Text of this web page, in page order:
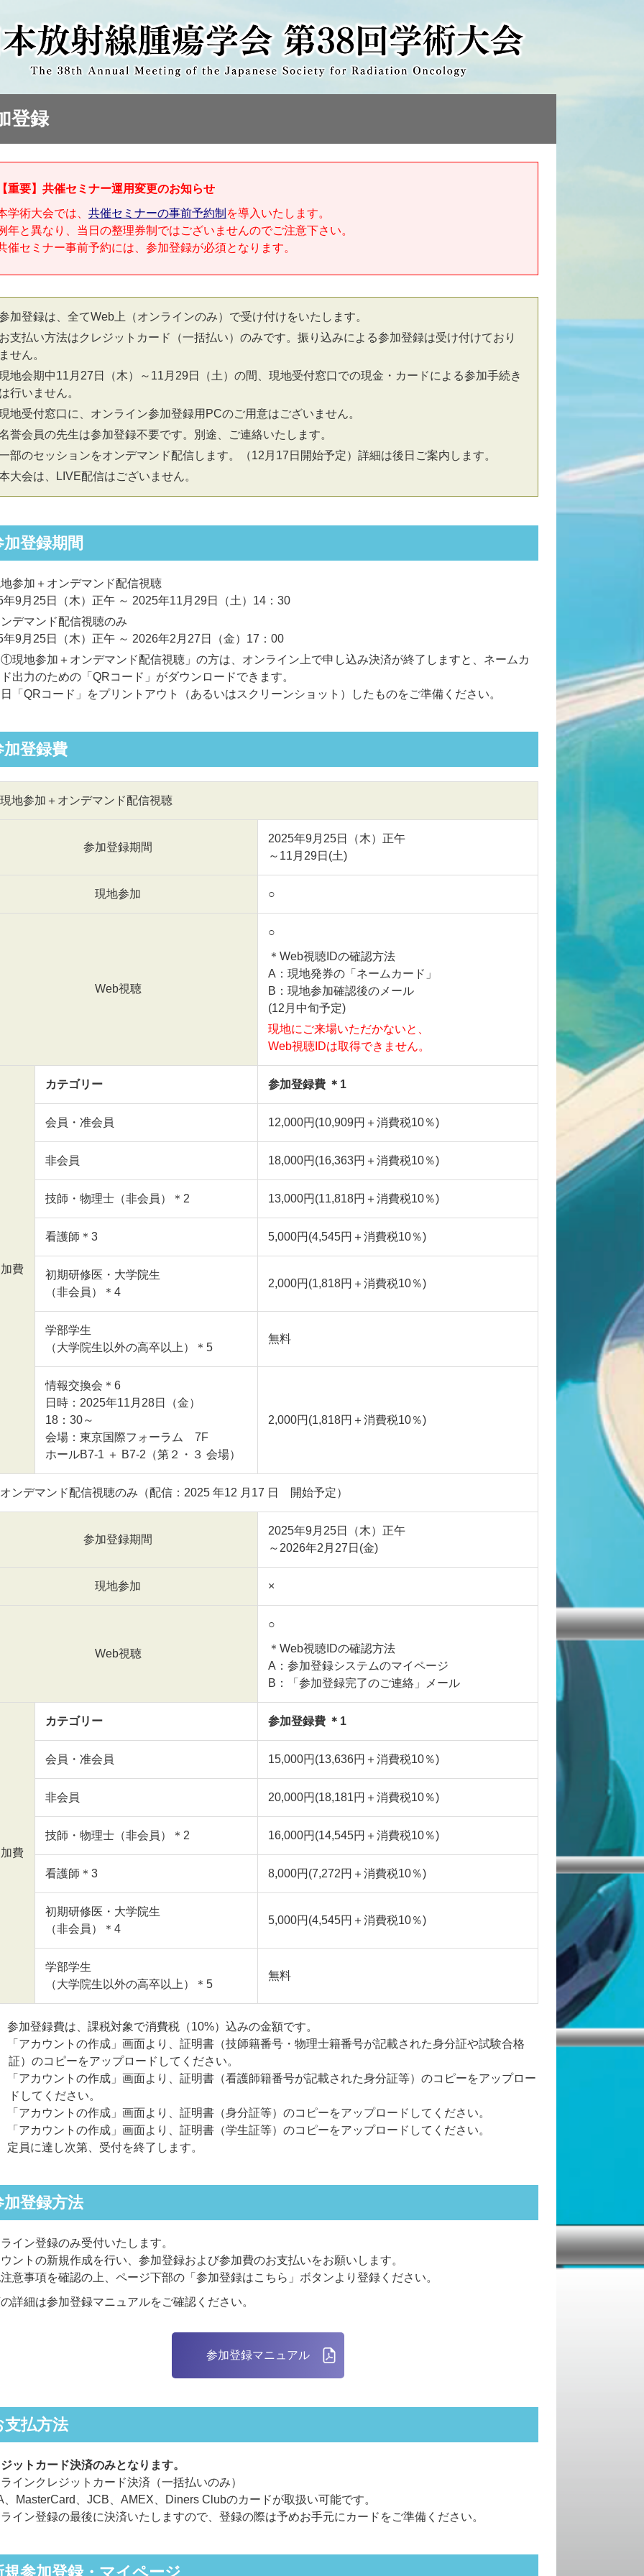
登録
重要】共催セミナー運用変更のお知らせ
学術大会では、 共催セミナーの事前予約制 を導入いたします。
年と異なり、当日の整理券制ではございませんのでご注意下さい。
催セミナー事前予約には、参加登録が必須となります。
加登録は、全てWeb上（オンラインのみ）で受け付けをいたします。
支払い方法はクレジットカード（一括払い）のみです。振り込みによる参加登録は受け付けており
せん。
地会期中11月27日（木）～11月29日（土）の間、現地受付窓口での現金・カードによる参加手続き
行いません。
地受付窓口に、オンライン参加登録用PCのご用意はございません。
誉会員の先生は参加登録不要です。別途、ご連絡いたします。
部のセッションをオンデマンド配信します。（12月17日開始予定）詳細は後日ご案内します。
大会は、LIVE配信はございません。
加登録期間
参加＋オンデマンド配信視聴
年9月25日（木）正午 ～ 2025年11月29日（土）14：30
デマンド配信視聴のみ
年9月25日（木）正午 ～ 2026年2月27日（金）17：00
現地参加＋オンデマンド配信視聴」の方は、オンライン上で申し込み決済が終了しますと、ネームカ
出力のための「QRコード」がダウンロードできます。
「QRコード」をプリントアウト（あるいはスクリーンショット）したものをご準備ください。
加登録費
地参加＋オンデマンド配信視聴
参加登録期間
2025年9月25日（木）正午
～11月29日(土)
現地参加 ○
Web視聴
○
＊Web視聴IDの確認方法
A：現地発券の「ネームカード」
B：現地参加確認後のメール
(12月中旬予定)
現地にご来場いただかないと、
Web視聴IDは取得できません。
費
カテゴリー 参加登録費 ＊1
会員・准会員 12,000円(10,909円＋消費税10％)
非会員 18,000円(16,363円＋消費税10％)
技師・物理士（非会員）＊2 13,000円(11,818円＋消費税10％)
看護師＊3 5,000円(4,545円＋消費税10％)
初期研修医・大学院生
（非会員）＊4
2,000円(1,818円＋消費税10％)
学部学生
（大学院生以外の高卒以上）＊5
無料
情報交換会＊6
日時：2025年11月28日（金）
18：30～
会場：東京国際フォーラム 7F
ホールB7-1 ＋ B7-2（第２・３ 会場）
2,000円(1,818円＋消費税10％)
ンデマンド配信視聴のみ（配信：2025 年12 月17 日 開始予定）
参加登録期間
2025年9月25日（木）正午
～2026年2月27日(金)
現地参加 ×
Web視聴
○
＊Web視聴IDの確認方法
A：参加登録システムのマイページ
B：「参加登録完了のご連絡」メール
費
カテゴリー 参加登録費 ＊1
会員・准会員 15,000円(13,636円＋消費税10％)
非会員 20,000円(18,181円＋消費税10％)
技師・物理士（非会員）＊2 16,000円(14,545円＋消費税10％)
看護師＊3 8,000円(7,272円＋消費税10％)
初期研修医・大学院生
（非会員）＊4
5,000円(4,545円＋消費税10％)
学部学生
（大学院生以外の高卒以上）＊5
無料
加登録費は、課税対象で消費税（10%）込みの金額です。
アカウントの作成」画面より、証明書（技師籍番号・物理士籍番号が記載された身分証や試験合格
証）のコピーをアップロードしてください。
アカウントの作成」画面より、証明書（看護師籍番号が記載された身分証等）のコピーをアップロー
ドしてください。
アカウントの作成」画面より、証明書（身分証等）のコピーをアップロードしてください。
アカウントの作成」画面より、証明書（学生証等）のコピーをアップロードしてください。
員に達し次第、受付を終了します。
加登録方法
イン登録のみ受付いたします。
ントの新規作成を行い、参加登録および参加費のお支払いをお願いします。
意事項を確認の上、ページ下部の「参加登録はこちら」ボタンより登録ください。
詳細は参加登録マニュアルをご確認ください。
参加登録マニュアル
支払方法
ットカード決済のみとなります。
インクレジットカード決済（一括払いのみ）
、MasterCard、JCB、AMEX、Diners Clubのカードが取扱い可能です。
イン登録の最後に決済いたしますので、登録の際は予めお手元にカードをご準備ください。
規参加登録・マイページ